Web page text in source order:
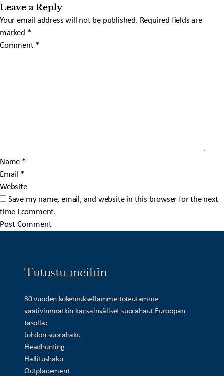
Leave a Reply
Your email address will not be published. Required fields are
marked *
Comment *
Name *
Email *
Website
Save my name, email, and website in this browser for the next
time I comment.
Tutustu meihin
30 vuoden kokemuksellamme toteutamme
vaativimmatkin kansainväliset suorahaut Euroopan
tasolla:
Johdon suorahaku
Headhunting
Hallitushaku
Outplacement